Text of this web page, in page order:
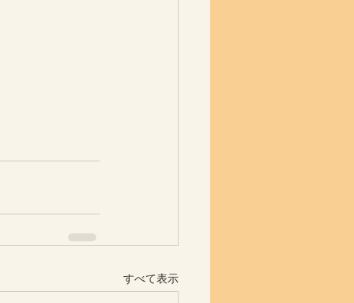
すべて表示